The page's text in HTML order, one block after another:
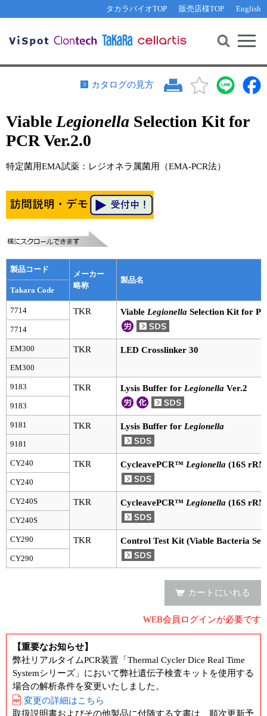
タカラバイオTOP 販売店様TOP English
機能解析・サイレンシング
PCR・等温増幅
リアルタイムPCR（qPCR）
装置・ソフトウェア
サンプル請求
その他 ライセンスに関するご相談
遺伝子組換え生物該当製品
研究支援ツール
Cut-Site Navigator 制限酵素切断サイトの検索
In-Fusion Cloning プライマー設計
抗体検索サイト
リアルタイムPCR（インターカレーター法）
プライマー・プローブ検索・注文
機器ソフトウェア・ベクター配列ダウンロード
ラーニングセンター
実験ガイド
リアルタイムPCR実験ガイド
遺伝子検査ガイド（食品・水質・家畜他）
NGSポータルサイト
幹細胞・再生医療研究ガイド
クローニング実験ガイド
細胞選択ガイド
アプリケーションノート
プロトコール集
ユーザーズボイス集
お問い合わせ WEB会員登録
カタログの見方
Viable Legionella Selection Kit for
PCR Ver.2.0
特定菌用EMA試薬：レジオネラ属菌用（EMA-PCR法）
製品コード
メーカー
略称
製品名
Takara Code
7714 TKR Viable Legionella Selection Kit for
7714
EM300 TKR LED Crosslinker 30
EM300
9183 TKR Lysis Buffer for Legionella Ver.2
9183
9181 TKR Lysis Buffer for Legionella
9181
CY240 TKR CycleavePCR™ Legionella (16S
CY240
CY240S TKR CycleavePCR™ Legionella (16S
CY240S
CY290 TKR Control Test Kit (Viable Bacteria
CY290
カートにいれる
WEB会員ログインが必要です
【重要なお知らせ】
弊社リアルタイムPCR装置「Thermal Cycler Dice Real Time
Systemシリーズ」において弊社遺伝子検査キットを使用する
場合の解析条件を変更いたしました。
変更の詳細はこちら
取扱説明書およびその他製品に付随する文書は、順次更新予